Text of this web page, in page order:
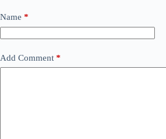
Name *
Add Comment *